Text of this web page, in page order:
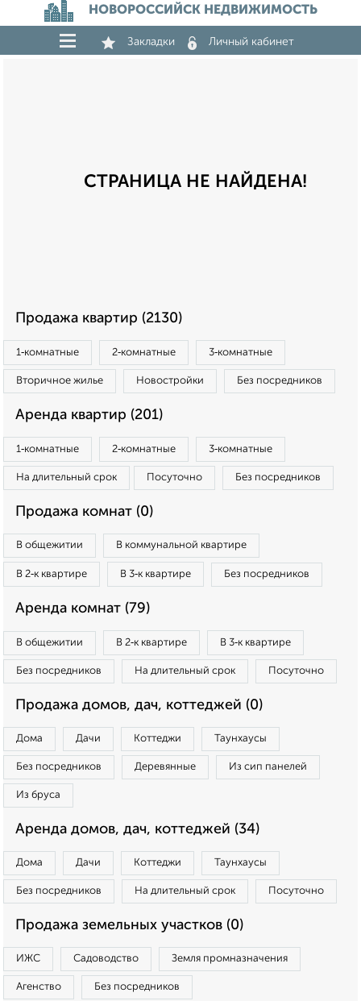
НОВОРОССИЙСК НЕДВИЖИМОСТЬ
Закладки Личный кабинет
СТРАНИЦА НЕ НАЙДЕНА!
Продажа квартир (2130)
1‑комнатные 2‑комнатные 3‑комнатные
Вторичное жилье Новостройки Без посредников
Аренда квартир (201)
1‑комнатные 2‑комнатные 3‑комнатные
На длительный срок Посуточно Без посредников
Продажа комнат (0)
В общежитии В коммунальной квартире
В 2‑к квартире В 3‑к квартире Без посредников
Аренда комнат (79)
В общежитии В 2‑к квартире В 3‑к квартире
Без посредников На длительный срок Посуточно
Продажа домов, дач, коттеджей (0)
Дома Дачи Коттеджи Таунхаусы
Без посредников Деревянные Из сип панелей
Из бруса
Аренда домов, дач, коттеджей (34)
Дома Дачи Коттеджи Таунхаусы
Без посредников На длительный срок Посуточно
Продажа земельных участков (0)
ИЖС Садоводство Земля промназначения
Агенство Без посредников